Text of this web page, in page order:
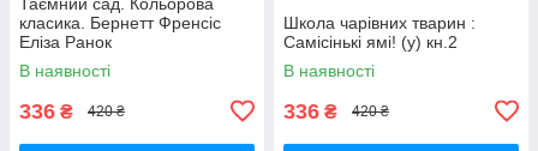
класика. Бернетт Френсіс
Еліза Ранок
В наявності
336 ₴ 420 ₴
Школа чарівних тварин :
Самісінькі ямі! (у) кн.2
В наявності
336 ₴ 420 ₴